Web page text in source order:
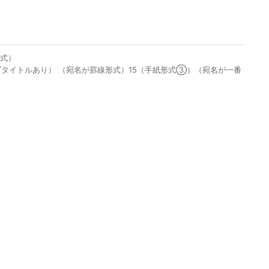
）
イトルあり） （宛名が罫線形式）15（手紙形式③）（宛名が一番